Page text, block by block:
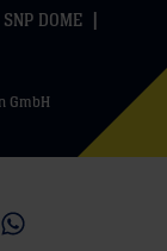
DOME
GmbH
Instagram
auf Youtube
uns auf
Besucht uns auf